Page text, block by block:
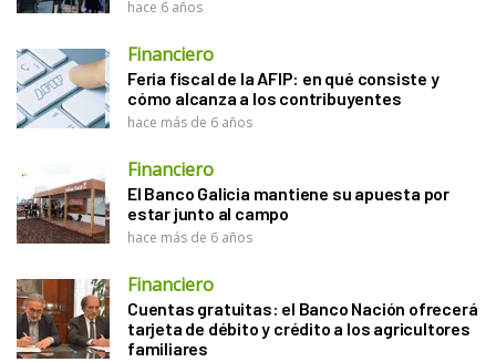
hace 6 años
Financiero
Feria fiscal de la AFIP: en qué consiste y
cómo alcanza a los contribuyentes
hace más de 6 años
Financiero
El Banco Galicia mantiene su apuesta por
estar junto al campo
hace más de 6 años
Financiero
Cuentas gratuitas: el Banco Nación ofrecerá
tarjeta de débito y crédito a los agricultores
familiares